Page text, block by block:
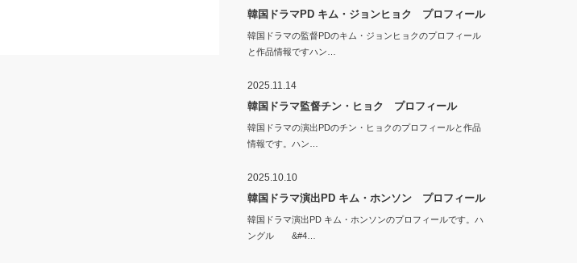
韓国ドラマPD キム・ジョンヒョク プロフィール
韓国ドラマの監督PDのキム・ジョンヒョクのプロフィール
と作品情報ですハン…
2025.11.14
韓国ドラマ監督チン・ヒョク プロフィール
韓国ドラマの演出PDのチン・ヒョクのプロフィールと作品
情報です。ハン…
2025.10.10
韓国ドラマ演出PD キム・ホンソン プロフィール
韓国ドラマ演出PD キム・ホンソンのプロフィールです。ハ
ングル &#4…